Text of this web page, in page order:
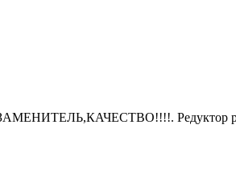
ЗАМЕНИТЕЛЬ,КАЧЕСТВО!!!!. Редуктор